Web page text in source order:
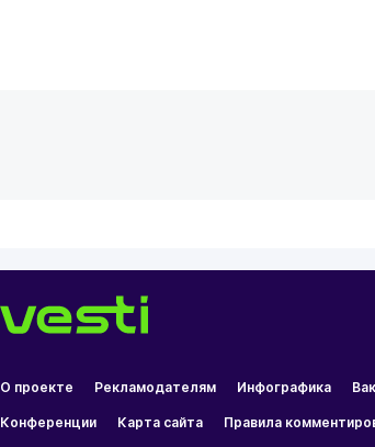
О проекте Рекламодателям Инфографика
Конференции Карта сайта Правила